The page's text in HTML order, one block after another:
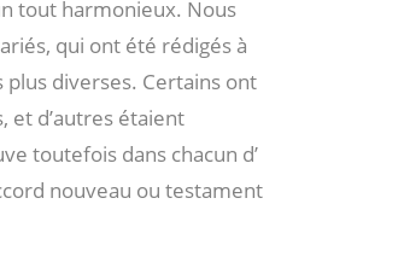
tout harmonieux. Nous
qui ont été rédigés à
diverses. Certains ont
et d’autres étaient
toutefois dans chacun d’
nouveau ou testament